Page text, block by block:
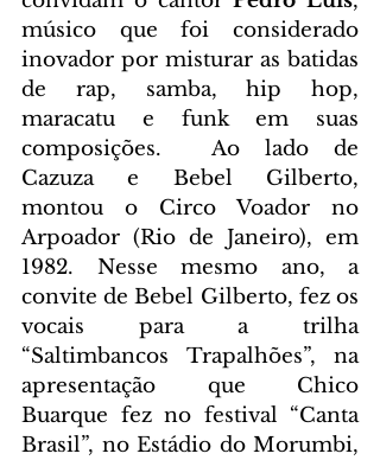
músico que foi considerado
inovador por misturar as batidas
de rap, samba, hip hop,
maracatu e funk em suas
composições. Ao lado de
Cazuza e Bebel Gilberto,
montou o Circo Voador no
Arpoador (Rio de Janeiro), em
1982. Nesse mesmo ano, a
convite de Bebel Gilberto, fez os
vocais para a trilha
“Saltimbancos Trapalhões”, na
apresentação que Chico
Buarque fez no festival “Canta
Brasil”, no Estádio do Morumbi,